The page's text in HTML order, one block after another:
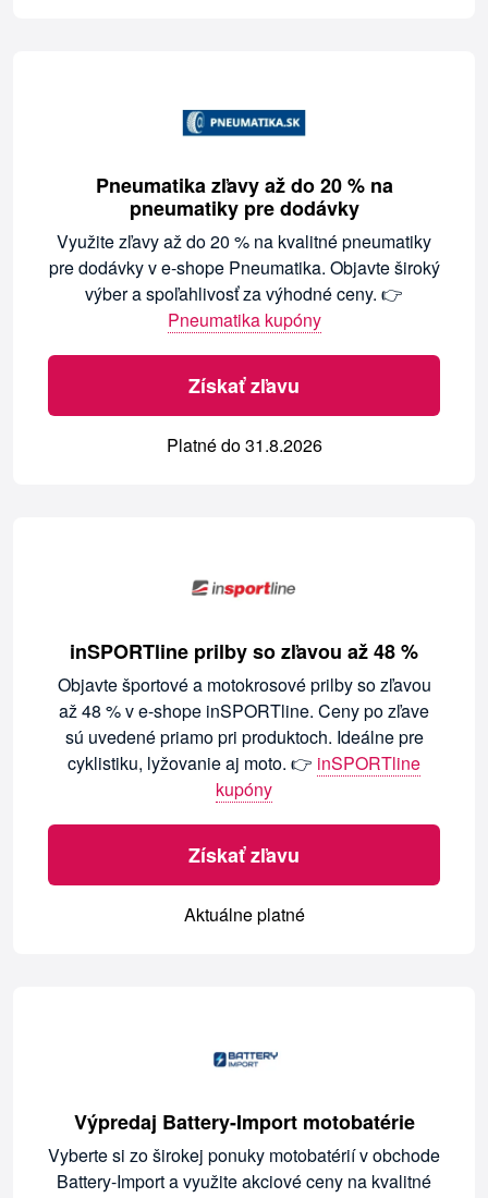
Pneumatika zľavy až do 20 % na
pneumatiky pre dodávky
Využite zľavy až do 20 % na kvalitné pneumatiky
pre dodávky v e-shope Pneumatika. Objavte široký
výber a spoľahlivosť za výhodné ceny. 👉
Pneumatika kupóny
Získať zľavu
Platné do 31.8.2026
inSPORTline prilby so zľavou až 48 %
Objavte športové a motokrosové prilby so zľavou
až 48 % v e-shope inSPORTline. Ceny po zľave
sú uvedené priamo pri produktoch. Ideálne pre
cyklistiku, lyžovanie aj moto. 👉 inSPORTline
kupóny
Získať zľavu
Aktuálne platné
Výpredaj Battery-Import motobatérie
Vyberte si zo širokej ponuky motobatérií v obchode
Battery-Import a využite akciové ceny na kvalitné